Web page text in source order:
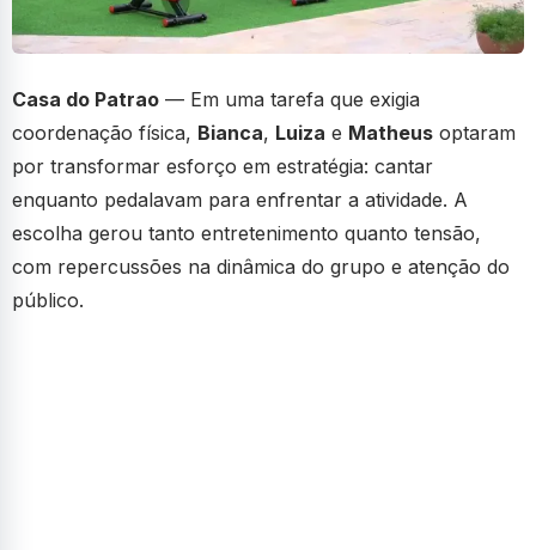
Casa do Patrao — Em uma tarefa que exigia
coordenação física, Bianca, Luiza e Matheus optaram
por transformar esforço em estratégia: cantar
enquanto pedalavam para enfrentar a atividade. A
escolha gerou tanto entretenimento quanto tensão,
com repercussões na dinâmica do grupo e atenção do
público.